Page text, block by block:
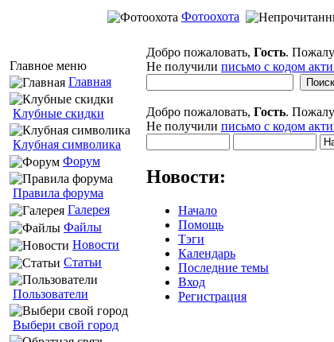
Фотоохота
Главное меню
Главная
Клубные скидки
Клубная символика
Форум
Правила форума
Галерея
Файлы
Новости
Статьи
Пользователи
Выбери свой город
Добро пожаловать, Гость.
Не получили письмо с кодом
Добро пожаловать, Гость.
Не получили письмо с кодом
Новости:
Начало
Помощь
Тэги
Календарь
Последние темы
Вход
Регистрация